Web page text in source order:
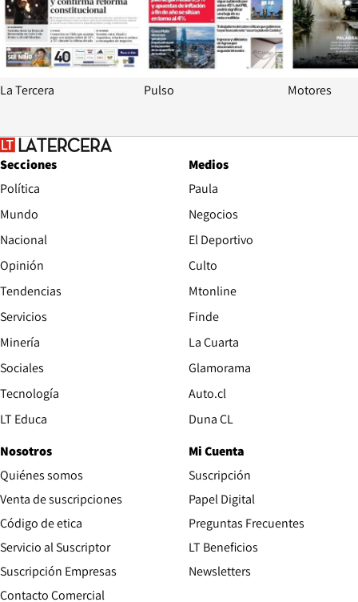
La Tercera Pulso Motores
Secciones
Política
Mundo
Nacional
Opinión
Tendencias
Servicios
Minería
Sociales
Tecnología
LT Educa
Medios
Paula
Negocios
El Deportivo
Culto
Mtonline
Finde
La Cuarta
Glamorama
Auto.cl
Duna CL
Nosotros
Quiénes somos
Venta de suscripciones
Código de etica Opens in new window
Servicio al Suscriptor
Suscripción Empresas
Contacto Comercial
Mi Cuenta
Suscripción
Papel Digital
Preguntas Frecuentes
LT Beneficios
Newsletters